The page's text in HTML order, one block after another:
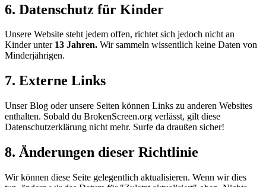
6. Datenschutz für Kinder
Unsere Website steht jedem offen, richtet sich jedoch nicht an
Kinder unter 13 Jahren. Wir sammeln wissentlich keine Daten von
Minderjährigen.
7. Externe Links
Unser Blog oder unsere Seiten können Links zu anderen Websites
enthalten. Sobald du BrokenScreen.org verlässt, gilt diese
Datenschutzerklärung nicht mehr. Surfe da draußen sicher!
8. Änderungen dieser Richtlinie
Wir können diese Seite gelegentlich aktualisieren. Wenn wir dies